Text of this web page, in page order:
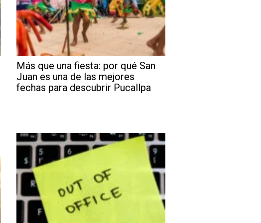
Más que una fiesta: por qué San
Juan es una de las mejores
fechas para descubrir Pucallpa